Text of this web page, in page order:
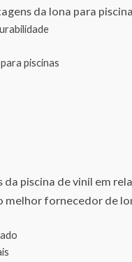
da lona para piscina
piscinas
da piscina de vinil em
melhor fornecedor de